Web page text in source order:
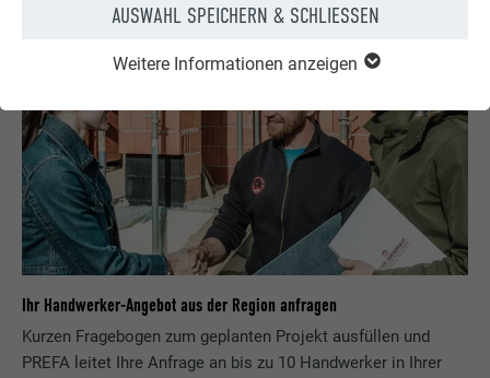
AUSWAHL SPEICHERN & SCHLIESSEN
Weitere Informationen anzeigen
Ihr Handwerker-Angebot aus der Region anfragen
Kurzen Fragebogen zum geplanten Projekt ausfüllen und
PREFA leitet Ihre Anfrage an bis zu 10 Handwerker in Ihrer